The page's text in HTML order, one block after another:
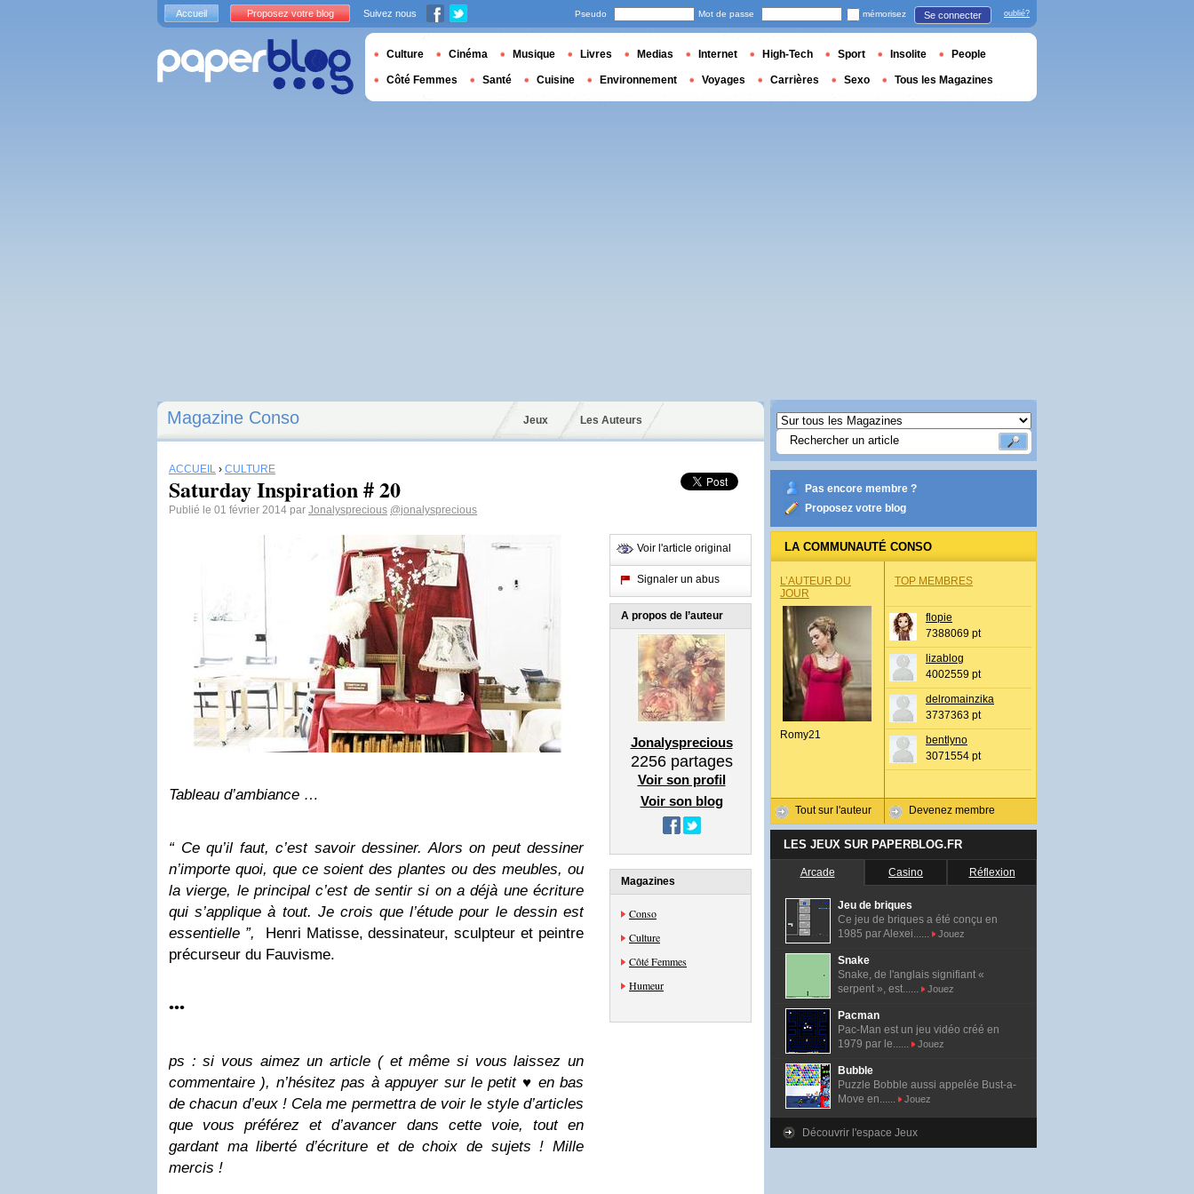
Magazine Conso Jeux Les Auteurs
ACCUEIL › CULTURE
Saturday Inspiration # 20
Publié le 01 février 2014 par Jonalysprecious @jonalysprecious
Tableau d’ambiance …
“ Ce qu’il faut, c’est savoir dessiner. Alors on peut dessiner
n’importe quoi, que ce soient des plantes ou des meubles, ou
la vierge, le principal c’est de sentir si on a déjà une écriture
qui s’applique à tout. Je crois que l’étude pour le dessin est
essentielle ”, Henri Matisse, dessinateur, sculpteur et peintre
précurseur du Fauvisme.
•••
ps : si vous aimez un article ( et même si vous laissez un
commentaire ), n’hésitez pas à appuyer sur le petit ♥ en bas
de chacun d’eux ! Cela me permettra de voir le style d’articles
que vous préférez et d’avancer dans cette voie, tout en
gardant ma liberté d’écriture et de choix de sujets ! Mille
mercis !
Voir l'article original
Signaler un abus
A propos de l’auteur
Jonalysprecious
2256partages
Voir son profil
Voir son blog
Magazines
Conso
Culture
Côté Femmes
Humeur
Pas encore membre ?
Proposez votre blog
LA COMMUNAUTÉ CONSO
L’AUTEUR DU
JOUR
Romy21
Tout sur l'auteur
TOP MEMBRES
flopie
7388069 pt
lizablog
4002559 pt
delromainzika
3737363 pt
bentlyno
3071554 pt
Devenez membre
LES JEUX SUR PAPERBLOG.FR
Arcade Casino Réflexion
Jeu de briques
Ce jeu de briques a été conçu en
1985 par Alexei......
Jouez
Snake
Snake, de l'anglais signifiant «
serpent », est......
Jouez
Pacman
Pac-Man est un jeu vidéo créé en
1979 par le......
Jouez
Bubble
Puzzle Bobble aussi appelée Bust-a-
Move en......
Jouez
Découvrir l'espace Jeux
Accueil Proposez votre blog Suivez nous Pseudo Mot de passe mémorisez Se connecter oublié?
Culture Cinéma Musique Livres Medias Internet High-Tech Sport Insolite People
Côté Femmes Santé Cuisine Environnement Voyages Carrières Sexo Tous les Magazines